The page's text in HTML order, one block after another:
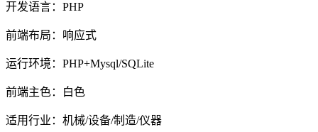
开发语言：PHP
前端布局：响应式
运行环境：PHP+Mysql/SQLite
前端主色：白色
适用行业：机械/设备/制造/仪器